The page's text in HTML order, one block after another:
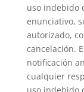
uso indebido
enunciativo,
autorizado,
cancelación.
notificación
cualquier